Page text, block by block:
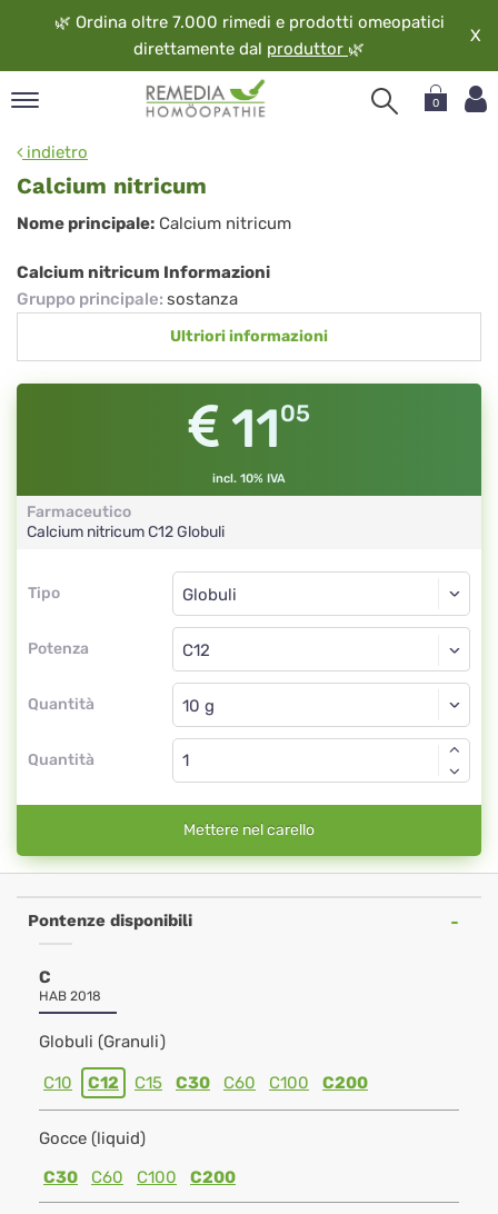
🌿 Ordina oltre 7.000 rimedi e prodotti omeopatici
direttamente dal produttor 🌿
X
0
indietro
Calcium nitricum
Calcium
nitricum
Nome principale: Calcium nitricum
Calcium nitricum Informazioni
Gruppo principale: sostanza
Ultriori informazioni
1105
incl. 10% IVA
Farmaceutico
Calcium nitricumC12Globuli
Tipo
Tipo
Potenza
Globuli
C12
Quantità
Globuli
Quantità
Mettere nel carello
Pontenze disponibili
C
HAB 2018
Globuli (Granuli)
C10 C12 C15 C30 C60 C100 C200
Gocce (liquid)
C30
C60 C100 C200